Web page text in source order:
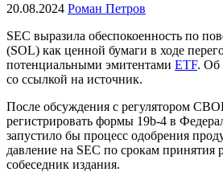
20.08.2024 Роман Петров
SEC выразила обеспокоенность по
(SOL) как ценной бумаги в ходе
потенциальными эмитентами ETF. Об
со ссылкой на источник.
После обсуждения с регулятором
регистрировать формы 19b-4 в
запустило бы процесс одобрения
давление на SEC по срокам принятия
собеседник издания.